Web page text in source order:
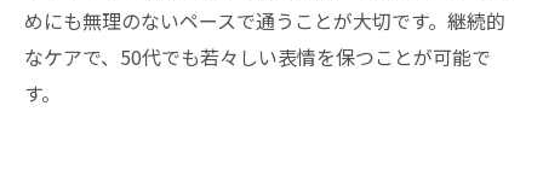
めにも無理のないペースで通うことが大切です。継続的
なケアで、50代でも若々しい表情を保つことが可能で
す。